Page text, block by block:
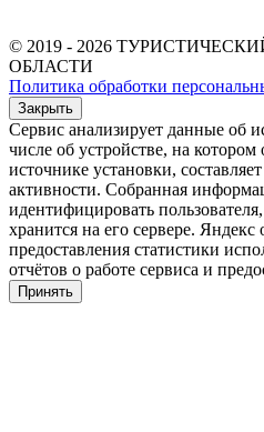
© 2019 - 2026
ОБЛАСТИ
Политика обработки
Закрыть
Сервис анализирует данные об
числе об устройстве, на
источнике установки,
активности. Собранная
идентифицировать
хранится на его сервере.
предоставления статистики
отчётов о работе сервиса и
Принять